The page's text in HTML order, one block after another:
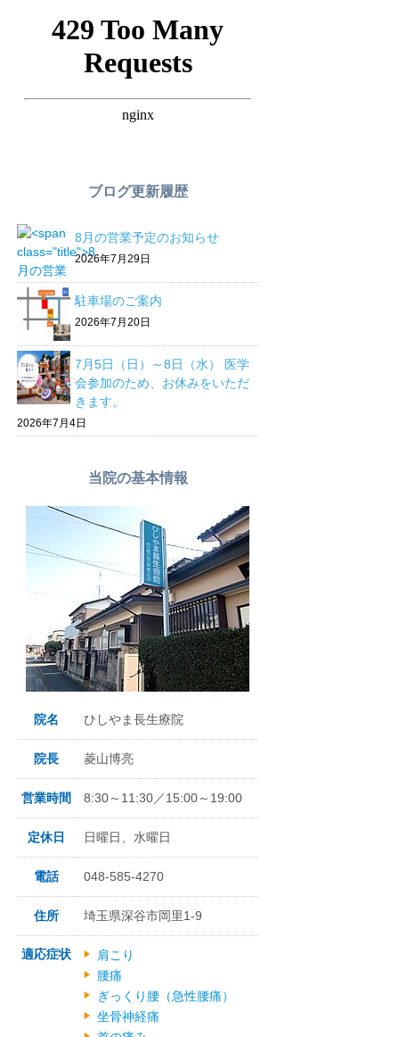
ブログ更新履歴
8月の営業予定のお知らせ
2026年7月29日
駐車場のご案内
2026年7月20日
7月5日（日）～8日（水） 医学
会参加のため、お休みをいただ
きます。
2026年7月4日
当院の基本情報
院名 ひしやま長生療院
院長 菱山博亮
営業時間 8:30～11:30／15:00～19:00
定休日 日曜日、水曜日
電話 048-585-4270
住所 埼玉県深谷市岡里1-9
適応症状
肩こり
腰痛
ぎっくり腰（急性腰痛）
坐骨神経痛